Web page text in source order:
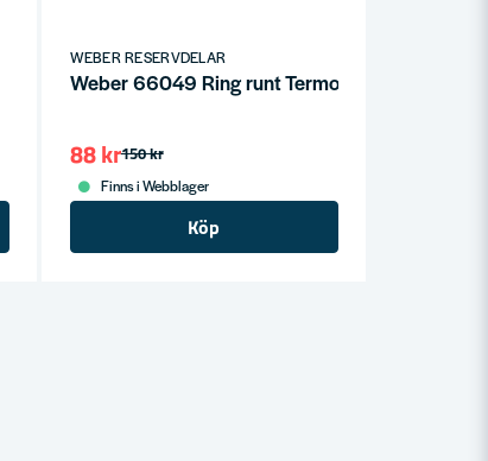
WEBER RESERVDELAR
Weber 66049 Ring runt Termometer Genesis II
150 kr
88 kr
Finns i Webblager
Köp